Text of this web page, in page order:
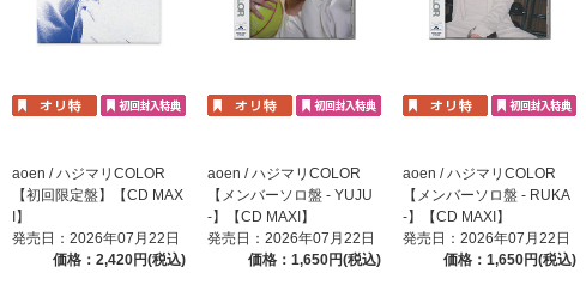
aoen / ハジマリCOLOR
【初回限定盤】【CD MAX
I】
発売日：2026年07月22日
価格：2,420円(税込)
aoen / ハジマリCOLOR
【メンバーソロ盤 - YUJU
-】【CD MAXI】
発売日：2026年07月22日
価格：1,650円(税込)
aoen / ハジマリCOLOR
【メンバーソロ盤 - RUKA
-】【CD MAXI】
発売日：2026年07月22日
価格：1,650円(税込)